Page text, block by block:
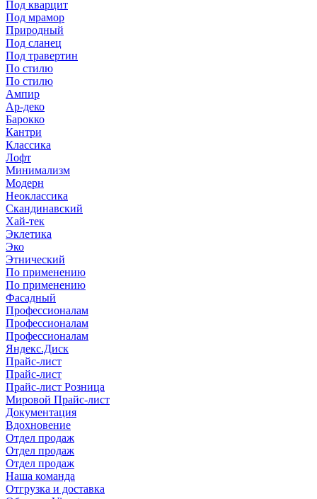
Под кварцит
Под мрамор
Природный
Под сланец
Под травертин
По стилю
По стилю
Ампир
Ар-деко
Барокко
Кантри
Классика
Лофт
Минимализм
Модерн
Неоклассика
Скандинавский
Хай-тек
Эклетика
Эко
Этнический
По применению
По применению
Фасадный
Профессионалам
Профессионалам
Профессионалам
Яндекс.Диск
Прайс-лист
Прайс-лист
Прайс-лист Розница
Мировой Прайс-лист
Документация
Вдохновение
Отдел продаж
Отдел продаж
Отдел продаж
Наша команда
Отгрузка и доставка